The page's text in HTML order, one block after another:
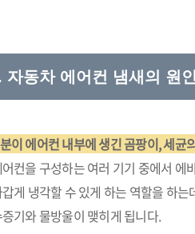
자동차 에어컨 냄새의 원인
이 에어컨 내부에 생긴 곰팡이, 세균
컨을 구성하는 여러 기기 중에서 에
게 냉각할 수 있게 하는 역할을 하
기와 물방울이 맺히게 됩니다.